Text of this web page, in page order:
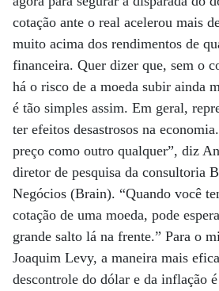
cotação ante o real acelerou mais
muito acima dos rendimentos de
financeira. Quer dizer que, sem o
há o risco de a moeda subir ainda
é tão simples assim. Em geral,
ter efeitos desastrosos na
preço como outro qualquer”, diz
diretor de pesquisa da consultoria
Negócios (Brain). “Quando você
cotação de uma moeda, pode
grande salto lá na frente.” Para o
Joaquim Levy, a maneira mais
descontrole do dólar e da inflação